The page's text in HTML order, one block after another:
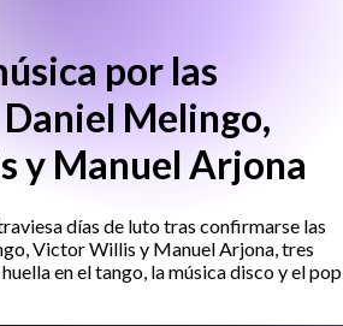
por las
Melingo,
y Manuel Arjona
días de luto tras confirmarse las
Victor Willis y Manuel Arjona, tres
en el tango, la música disco y el pop